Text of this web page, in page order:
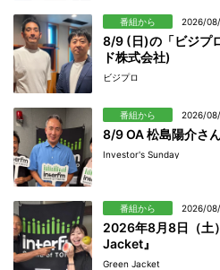
番組から 2026/
8/9 (日)の「ビジプ
ド株式会社)
ビジプロ
番組から 2026/
8/9 OA 松島陽介さ
Investor's Sunday
番組から 2026/
2026年8月8日（土
Jacket』
Green Jacket